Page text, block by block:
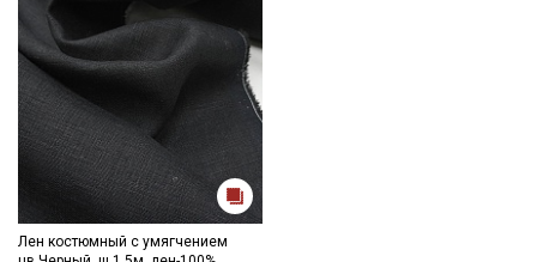
Лен костюмный с умягчением